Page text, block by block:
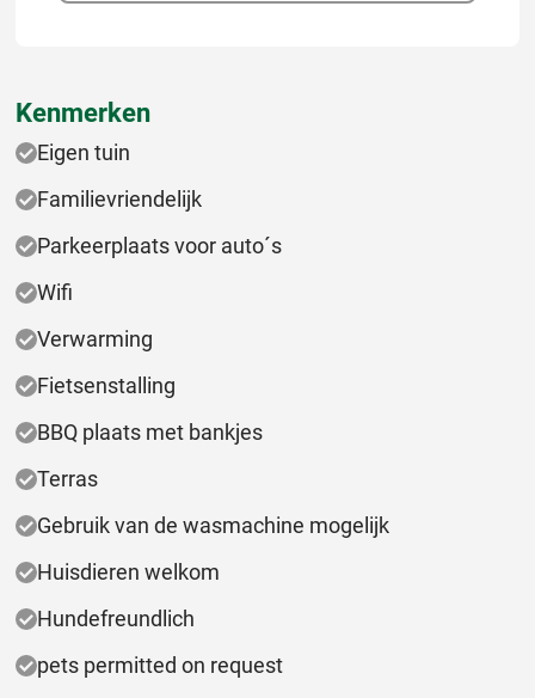
Kenmerken
Eigen tuin
Familievriendelijk
Parkeerplaats voor auto´s
Wifi
Verwarming
Fietsenstalling
BBQ plaats met bankjes
Terras
Gebruik van de wasmachine mogelijk
Huisdieren welkom
Hundefreundlich
pets permitted on request